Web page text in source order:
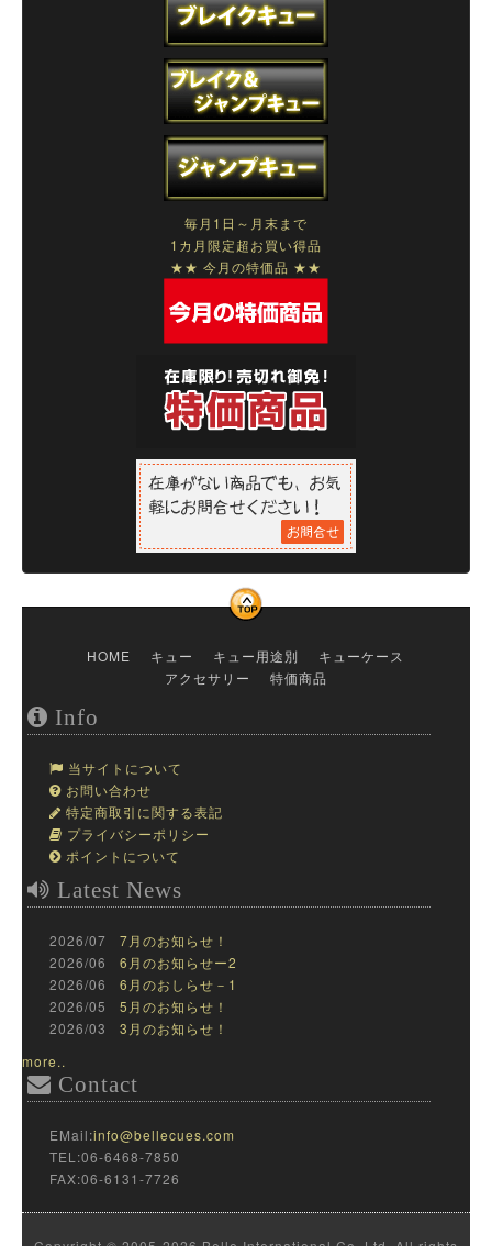
毎月1日～月末まで
1カ月限定超お買い得品
★★ 今月の特価品 ★★
HOME キュー キュー用途別
キューケース
アクセサリー
特価商品
Info
当サイトについて
お問い合わせ
特定商取引に関する表記
プライバシーポリシー
ポイントについて
Latest News
2026/07 7月のお知らせ！
2026/06 6月のお知らせー2
2026/06 6月のおしらせ－1
2026/05 5月のお知らせ！
2026/03 3月のお知らせ！
more..
Contact
EMail:info@bellecues.com
TEL:06-6468-7850
FAX:06-6131-7726